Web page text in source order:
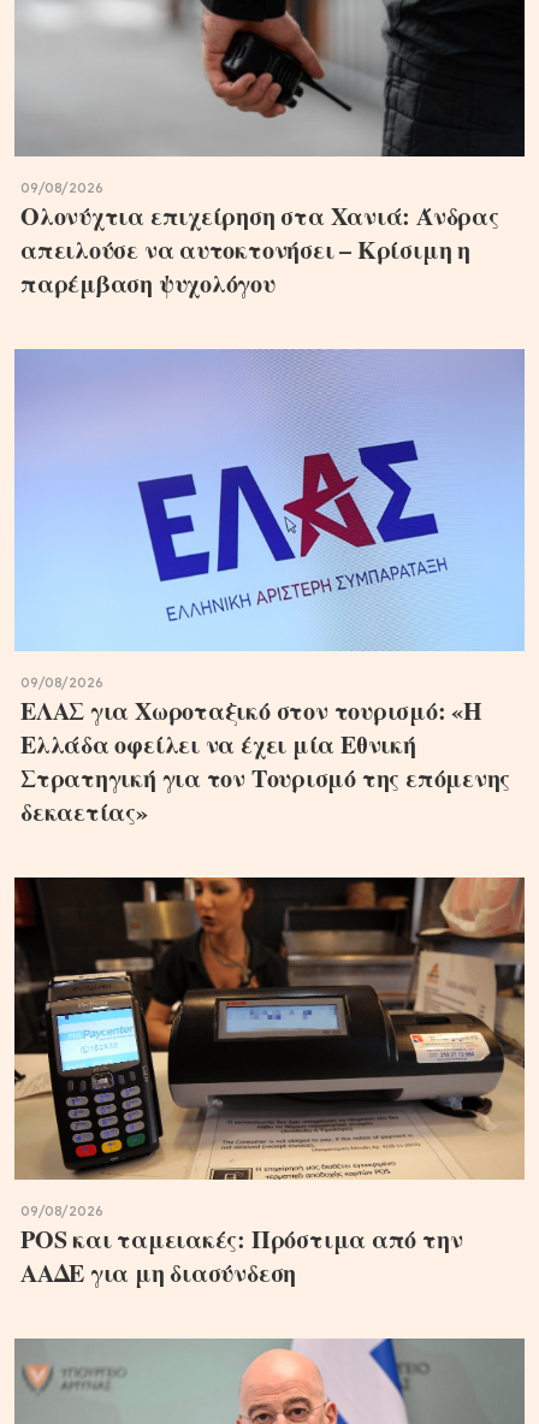
09/08/2026
Ολονύχτια επιχείρηση στα Χανιά: Άνδρας
απειλούσε να αυτοκτονήσει – Κρίσιμη η
παρέμβαση ψυχολόγου
09/08/2026
ΕΛΑΣ για Χωροταξικό στον τουρισμό: «Η
Ελλάδα οφείλει να έχει μία Εθνική
Στρατηγική για τον Τουρισμό της επόμενης
δεκαετίας»
09/08/2026
POS και ταμειακές: Πρόστιμα από την
ΑΑΔΕ για μη διασύνδεση